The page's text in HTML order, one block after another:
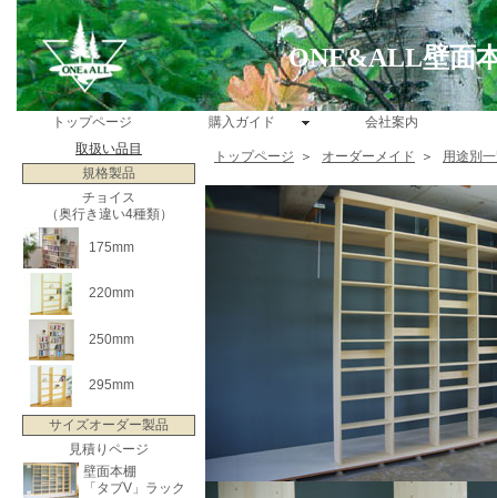
ONE&ALL壁面
トップページ 購入ガイド
会社案内
取扱い品目
規格製品
チョイス
（奥行き違い4種類）
175mm
220mm
250mm
295mm
サイズオーダー製品
見積りページ
壁面本棚
「タブV」ラック
トップページ ＞ オーダーメイド ＞ 用途別